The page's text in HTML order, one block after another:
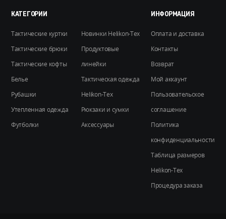
странице
КАТЕГОРИИ
Тактические куртки
Тактические брюки
Тактические кофты
Белье
Рубашки
Утепленная одежда
Футболки
Новинки Helikon-Tex
Продуктовые
линейки
Тактическая одежда
Helikon-Tex
Рюкзаки и сумки
Аксессуары
ИНФОРМАЦИЯ
Оплата и доставка
Контакты
Возврат
Мой аккаунт
Пользовательское
соглашение
Политика
конфиденциальности
Таблица размеров
Helikon-Tex
Процедура заказа